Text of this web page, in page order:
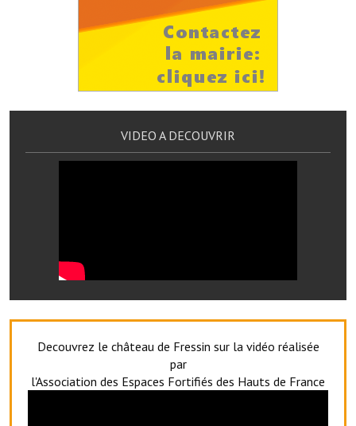
Déchets ménagers, tri sélectif, encombrants
Services publics communaux
Démarches administratives
Equipements sportifs
Commerçants, artisans
Commerces et professions libérales
VIDEO A DECOUVRIR
Decouvrez le château de Fressin sur la vidéo réalisée
par
l'Association des Espaces Fortifiés des Hauts de France